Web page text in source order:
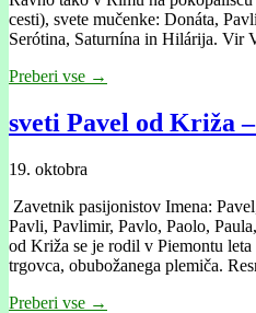
cesti), svete mučenke: Donáta,
Serótina, Saturnína in Hilárija. Vir
Preberi vse →
sveti Pavel od Križa
19. oktobra
Zavetnik pasijonistov Imena:
Pavli, Pavlimir, Pavlo, Paolo,
od Križa se je rodil v Piemontu
trgovca, obubožanega plemiča.
Preberi vse →